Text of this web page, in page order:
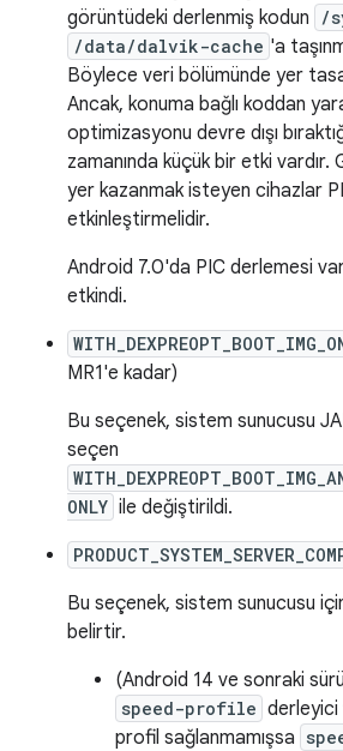
görüntüdeki derlenmiş kodun
/
/data/dalvik-cache 'a
Böylece veri bölümünde yer
Ancak, konuma bağlı koddan
optimizasyonu devre dışı
zamanında küçük bir etki vardır.
yer kazanmak isteyen cihazlar
etkinleştirmelidir.
Android 7.0'da PIC derlemesi
etkindi.
MR1'e kadar)
Bu seçenek, sistem sunucusu
seçen
ONLY ile değiştirildi.
Bu seçenek, sistem sunucusu
belirtir.
(Android 14 ve sonraki
speed-profile derleyici
profil sağlanmamışsa